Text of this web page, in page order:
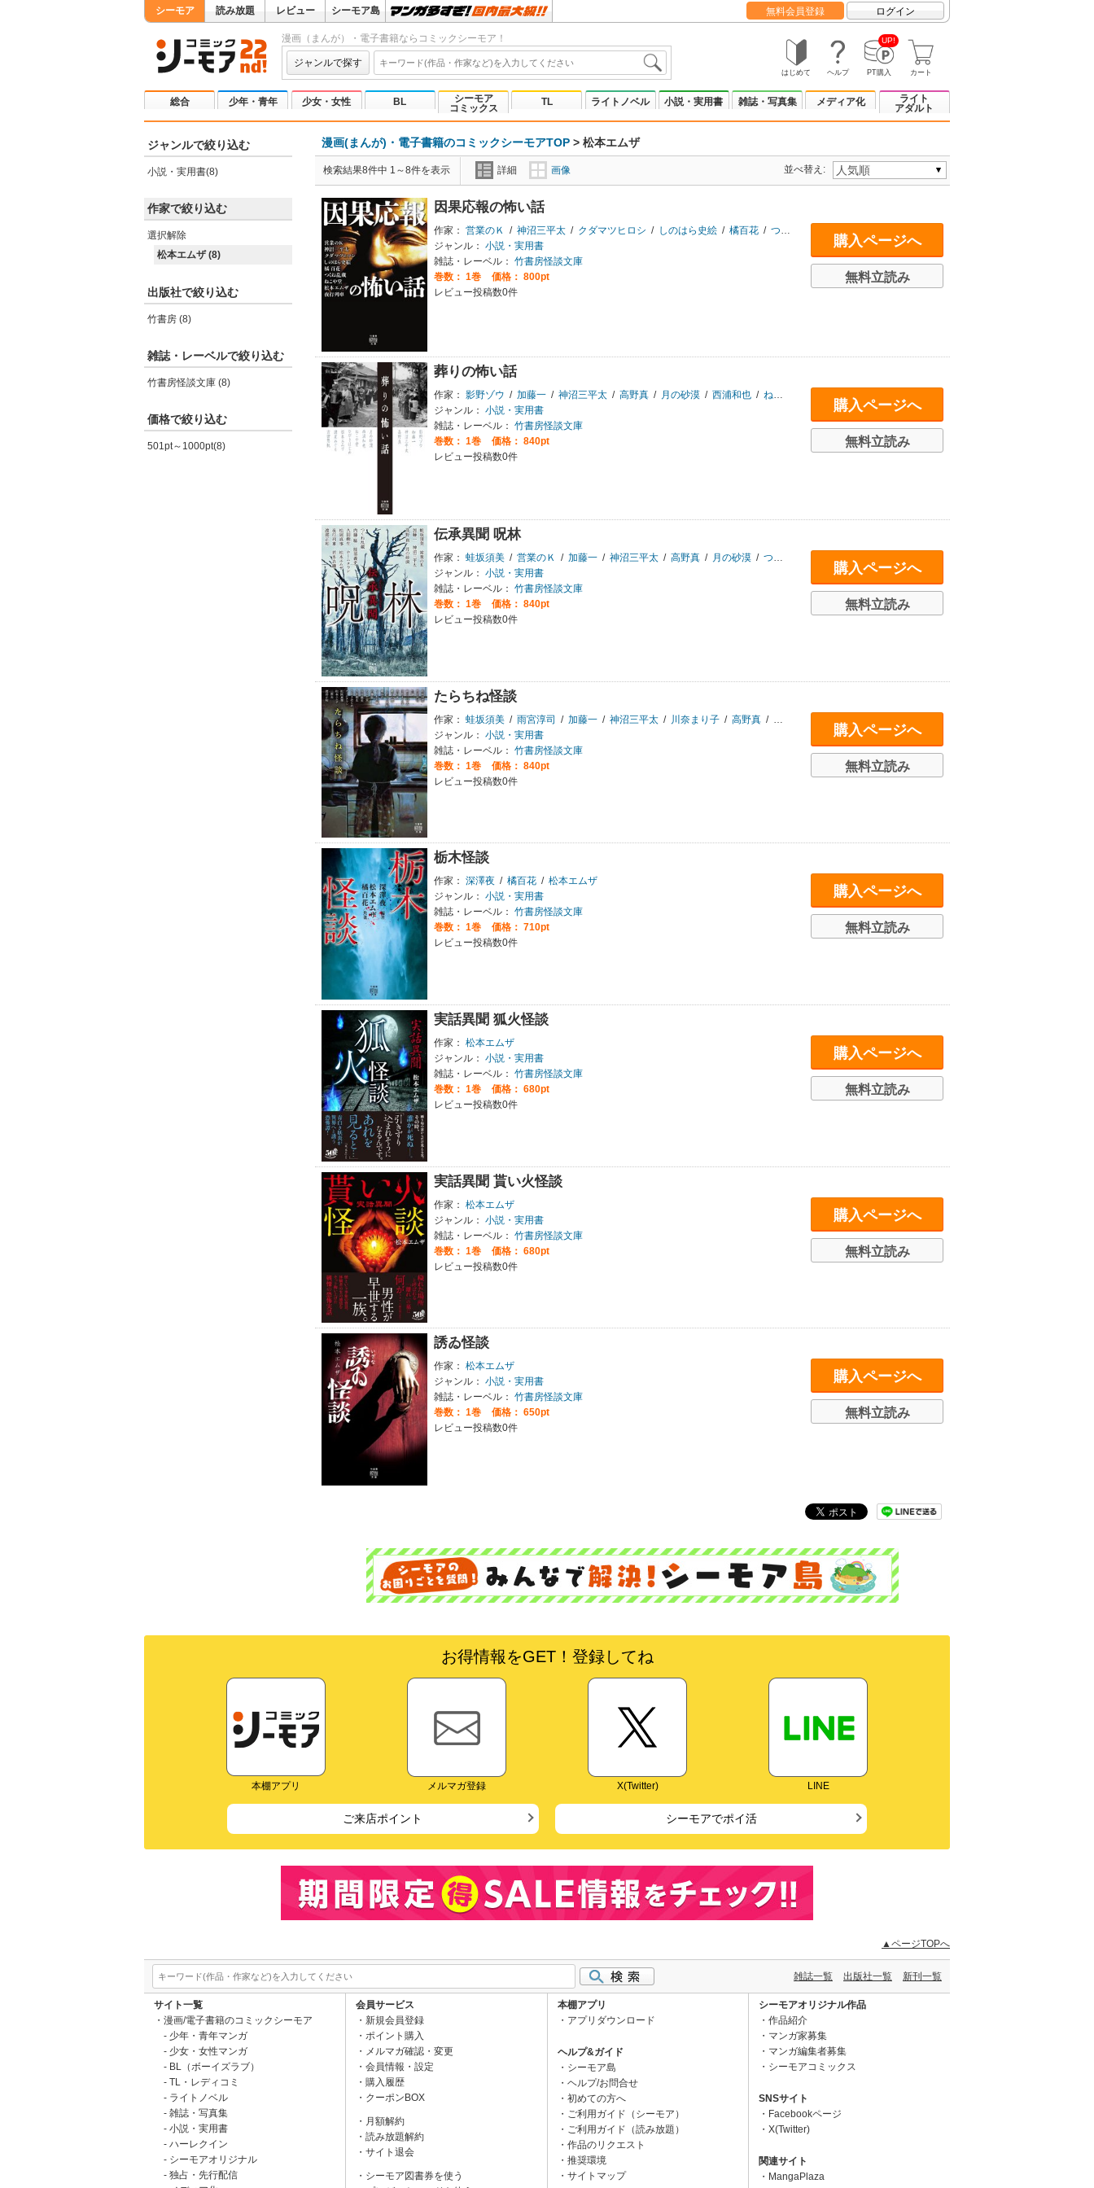
シーモア 読み放題 レビュー シーモア島 無料会員登録 ログイン
漫画（まんが）・電子書籍ならコミックシーモア！
ジャンルで探す
はじめて ヘルプ
UP!
PT購入 カート
総合 少年・青年 少女・女性 BL
シーモア
コミックス
TL ライトノベル 小説・実用書 雑誌・写真集 メディア化
ライト
アダルト
ジャンルで絞り込む
小説・実用書(8)
作家で絞り込む
選択解除
松本エムザ (8)
出版社で絞り込む
竹書房 (8)
雑誌・レーベルで絞り込む
竹書房怪談文庫 (8)
価格で絞り込む
501pt～1000pt(8)
漫画(まんが)・電子書籍のコミックシーモアTOP > 松本エムザ
検索結果8件中 1～8件を表示 詳細 画像 並べ替え:
因果応報の怖い話
作家： 営業のＫ / 神沼三平太 / クダマツヒロシ / しのはら史絵 / 橘百花 / つくね乱蔵 ねこや堂
ジャンル： 小説・実用書
雑誌・レーベル： 竹書房怪談文庫
巻数： 1巻
価格： 800pt
レビュー投稿数0件
購入ページへ
無料立読み
葬りの怖い話
作家： 影野ゾウ / 加藤一 / 神沼三平太 / 高野真 / 月の砂漠 / 西浦和也 / ねこや堂
ジャンル： 小説・実用書
雑誌・レーベル： 竹書房怪談文庫
巻数： 1巻
価格： 840pt
レビュー投稿数0件
購入ページへ
無料立読み
伝承異聞 呪林
作家： 蛙坂須美 / 営業のＫ / 加藤一 / 神沼三平太 / 高野真 / 月の砂漠 / つくね乱蔵 内藤駆
ジャンル： 小説・実用書
雑誌・レーベル： 竹書房怪談文庫
巻数： 1巻
価格： 840pt
レビュー投稿数0件
購入ページへ
無料立読み
たらちね怪談
作家： 蛙坂須美 / 雨宮淳司 / 加藤一 / 神沼三平太 / 川奈まり子 / 高野真 / 郷内心瞳 しのはら史絵
ジャンル： 小説・実用書
雑誌・レーベル： 竹書房怪談文庫
巻数： 1巻
価格： 840pt
レビュー投稿数0件
購入ページへ
無料立読み
栃木怪談
作家： 深澤夜 / 橘百花 / 松本エムザ
ジャンル： 小説・実用書
雑誌・レーベル： 竹書房怪談文庫
巻数： 1巻
価格： 710pt
レビュー投稿数0件
購入ページへ
無料立読み
実話異聞 狐火怪談
作家： 松本エムザ
ジャンル： 小説・実用書
雑誌・レーベル： 竹書房怪談文庫
巻数： 1巻
価格： 680pt
レビュー投稿数0件
購入ページへ
無料立読み
実話異聞 貰い火怪談
作家： 松本エムザ
ジャンル： 小説・実用書
雑誌・レーベル： 竹書房怪談文庫
巻数： 1巻
価格： 680pt
レビュー投稿数0件
購入ページへ
無料立読み
誘ゐ怪談
作家： 松本エムザ
ジャンル： 小説・実用書
雑誌・レーベル： 竹書房怪談文庫
巻数： 1巻
価格： 650pt
レビュー投稿数0件
購入ページへ
無料立読み
お得情報をGET！登録してね
本棚アプリ メルマガ登録 X(Twitter) LINE
ご来店ポイント シーモアでポイ活
▲ページTOPへ
雑誌一覧 出版社一覧 新刊一覧
サイト一覧
漫画/電子書籍のコミックシーモア
少年・青年マンガ
少女・女性マンガ
BL（ボーイズラブ）
TL・レディコミ
ライトノベル
雑誌・写真集
小説・実用書
ハーレクイン
シーモアオリジナル
独占・先行配信
会員サービス
新規会員登録
ポイント購入
メルマガ確認・変更
会員情報・設定
購入履歴
クーポンBOX
月額解約
読み放題解約
サイト退会
シーモア図書券を使う
本棚アプリ
アプリダウンロード
ヘルプ&ガイド
シーモア島
ヘルプ/お問合せ
初めての方へ
ご利用ガイド（シーモア）
ご利用ガイド（読み放題）
作品のリクエスト
推奨環境
サイトマップ
シーモアオリジナル作品
作品紹介
マンガ家募集
マンガ編集者募集
シーモアコミックス
SNSサイト
Facebookページ
X(Twitter)
関連サイト
MangaPlaza